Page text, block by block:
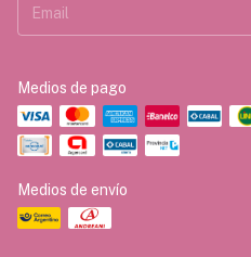
Medios de pago
Medios de envío